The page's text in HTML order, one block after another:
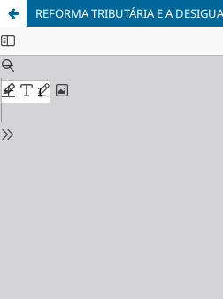
REFORMA TRIBUTÁRIA E A